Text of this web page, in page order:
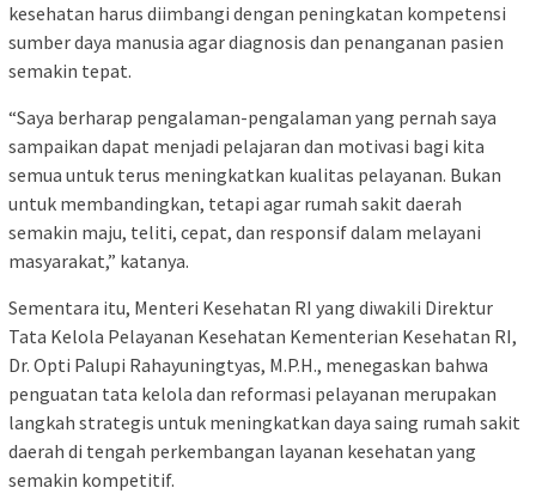
kesehatan harus diimbangi dengan peningkatan kompetensi
sumber daya manusia agar diagnosis dan penanganan pasien
semakin tepat.
“Saya berharap pengalaman-pengalaman yang pernah saya
sampaikan dapat menjadi pelajaran dan motivasi bagi kita
semua untuk terus meningkatkan kualitas pelayanan. Bukan
untuk membandingkan, tetapi agar rumah sakit daerah
semakin maju, teliti, cepat, dan responsif dalam melayani
masyarakat,” katanya.
Sementara itu, Menteri Kesehatan RI yang diwakili Direktur
Tata Kelola Pelayanan Kesehatan Kementerian Kesehatan RI,
Dr. Opti Palupi Rahayuningtyas, M.P.H., menegaskan bahwa
penguatan tata kelola dan reformasi pelayanan merupakan
langkah strategis untuk meningkatkan daya saing rumah sakit
daerah di tengah perkembangan layanan kesehatan yang
semakin kompetitif.